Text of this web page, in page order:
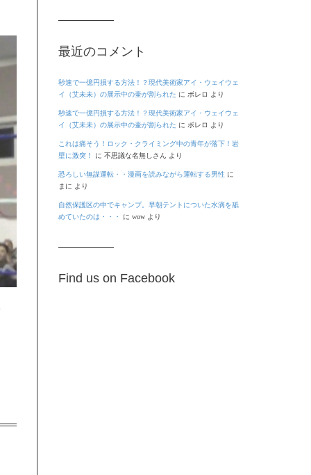
最近のコメント
秒速で一億円損する方法！？現代美術家アイ・ウェイウェ
イ（艾未未）の展示中の壷が割られた に ボレロ より
秒速で一億円損する方法！？現代美術家アイ・ウェイウェ
イ（艾未未）の展示中の壷が割られた に ボレロ より
これは痛そう！ロック・クライミング中の青年が落下！岩
壁に激突！
に 不思議な名無しさん より
恐ろしい無謀運転・・漫画を読みながら運転する男性に
まに より
自然保護区の中でキャンプ。早朝テントについた水滴を舐
めていたのは・・・
に wowより
Find us on Facebook